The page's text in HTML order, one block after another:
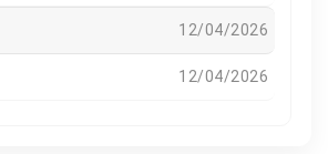
12/04/2026
12/04/2026